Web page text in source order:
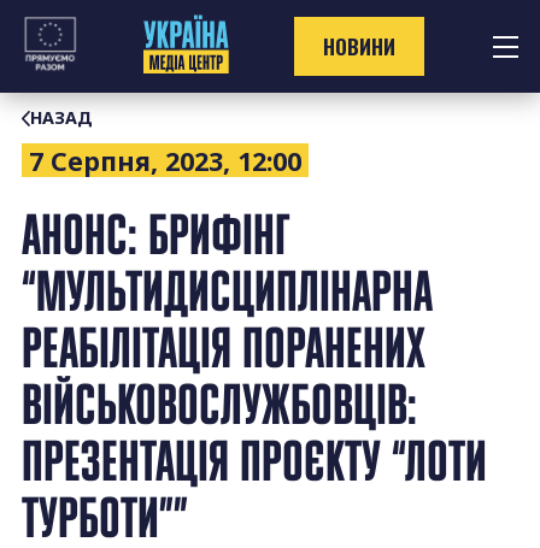
Перейти
контенту
НОВИНИ
НАЗАД
7 Серпня, 2023, 12:00
АНОНС: БРИФІНГ
“МУЛЬТИДИСЦИПЛІНАРНА
РЕАБІЛІТАЦІЯ ПОРАНЕНИХ
ВІЙСЬКОВОСЛУЖБОВЦІВ:
ПРЕЗЕНТАЦІЯ ПРОЄКТУ “ЛОТИ
ТУРБОТИ””